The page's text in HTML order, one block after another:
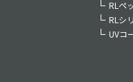
RLペ
RLシ
UVコ